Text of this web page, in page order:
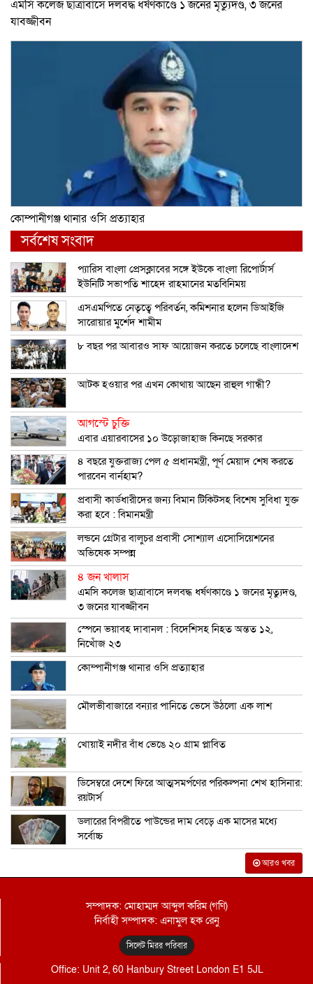
এমসি কলেজ ছাত্রাবাসে দলবদ্ধ ধর্ষণকাণ্ডে ১ জনের মৃত্যুদণ্ড, ৩ জনের
যাবজ্জীবন
কোম্পানীগঞ্জ থানার ওসি প্রত্যাহার
সর্বশেষ সংবাদ
প্যারিস বাংলা প্রেসক্লাবের সঙ্গে ইউকে বাংলা রিপোর্টার্স
ইউনিটি সভাপতি শাহেদ রাহমানের মতবিনিময়
এসএমপিতে নেতৃত্বে পরিবর্তন, কমিশনার হলেন ডিআইজি
সারোয়ার মুর্শেদ শামীম
৮ বছর পর আবারও সাফ আয়োজন করতে চলেছে বাংলাদেশ
আটক হওয়ার পর এখন কোথায় আছেন রাহুল গান্ধী?
আগস্টে চুক্তি
এবার এয়ারবাসের ১০ উড়োজাহাজ কিনছে সরকার
৪ বছরে যুক্তরাজ্য পেল ৫ প্রধানমন্ত্রী, পূর্ণ মেয়াদ শেষ করতে
পারবেন বার্নহাম?
প্রবাসী কার্ডধারীদের জন্য বিমান টিকিটসহ বিশেষ সুবিধা যুক্ত
করা হবে : বিমানমন্ত্রী
লন্ডনে গ্রেটার বালুচর প্রবাসী সোশ্যাল এসোসিয়েশনের
অভিষেক সম্পন্ন
৪ জন খালাস
এমসি কলেজ ছাত্রাবাসে দলবদ্ধ ধর্ষণকাণ্ডে ১ জনের মৃত্যুদণ্ড,
৩ জনের যাবজ্জীবন
স্পেনে ভয়াবহ দাবানল : বিদেশিসহ নিহত অন্তত ১২,
নিখোঁজ ২৩
কোম্পানীগঞ্জ থানার ওসি প্রত্যাহার
মৌলভীবাজারে বন্যার পানিতে ভেসে উঠলো এক লাশ
খোয়াই নদীর বাঁধ ভেঙে ২০ গ্রাম প্লাবিত
ডিসেম্বরে দেশে ফিরে আত্মসমর্পণের পরিকল্পনা শেখ হাসিনার:
রয়টার্স
ডলারের বিপরীতে পাউন্ডের দাম বেড়ে এক মাসের মধ্যে
সর্বোচ্চ
আরও খবর
সম্পাদক: মোহাম্মদ আব্দুল করিম (গণি)
নির্বাহী সম্পাদক: এনামুল হক রেনু
সিলেট মিরর পরিবার
Office: Unit 2, 60 Hanbury Street London E1 5JL